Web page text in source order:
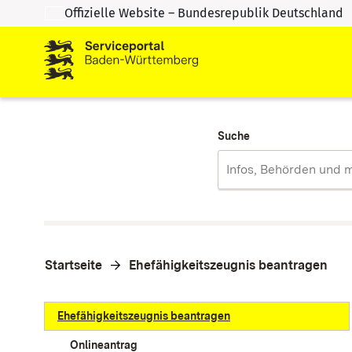
Zum Inhalt springen
Zur Suche springen
Offizielle Website – Bundesrepublik Deutschland
Suche
Startseite Ehefähigkeitszeugnis beantragen
Ehefähigkeitszeugnis beantragen
Onlineantrag